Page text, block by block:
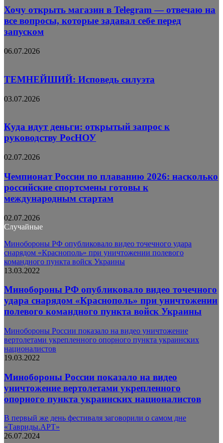
Хочу открыть магазин в Telegram — отвечаю на
все вопросы, которые задавал себе перед
запуском
06.07.2026
ТЕМНЕЙШИЙ: Исповедь силуэта
03.07.2026
Куда идут деньги: открытый запрос к
руководству РосНОУ
02.07.2026
Чемпионат России по плаванию 2026: насколько
российские спортсмены готовы к
международным стартам
02.07.2026
Случайные
Минобороны РФ опубликовало видео точечного удара
снарядом «Краснополь» при уничтожении полевого
командного пункта войск Украины
13.03.2022
Минобороны РФ опубликовало видео точечного
удара снарядом «Краснополь» при уничтожении
полевого командного пункта войск Украины
Минобороны России показало на видео уничтожение
вертолетами укрепленного опорного пункта украинских
националистов
19.03.2022
Минобороны России показало на видео
уничтожение вертолетами укрепленного
опорного пункта украинских националистов
В первый же день фестиваля заговорили о самом дне
«Тавриды.АРТ»
26.07.2024